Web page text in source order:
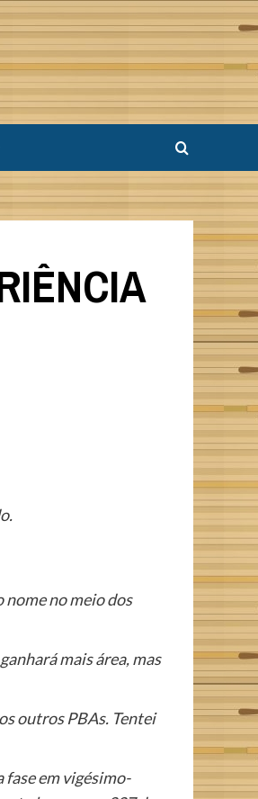
nome no meio dos
mais área, mas
outros PBAs. Tentei
em vigésimo-